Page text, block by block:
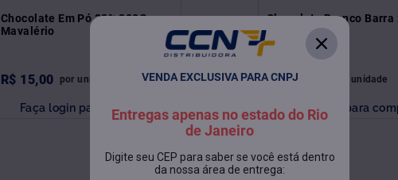
VENDA EXCLUSIVA PARA CNPJ
Entregas apenas no estado do Rio
de Janeiro
Digite seu CEP para saber se você está dentro
da nossa área de entrega:
Chocolate Em Pó 32% 200G
Mavalério
R$ 15,00 por unidade
Faça login para comprar
Chocolate Branco Barra
R$ 260 unidade
Faça login para